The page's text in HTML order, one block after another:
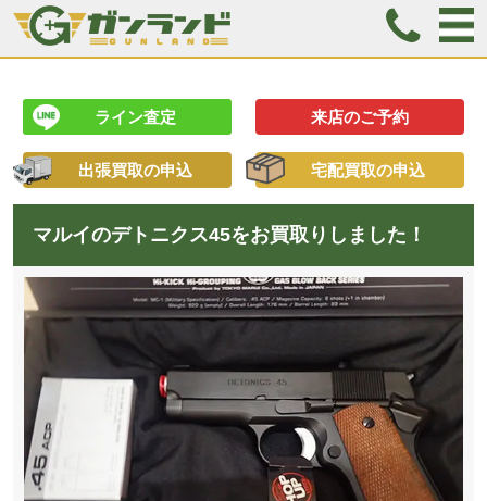
ライン査定 来店のご予約
出張買取の申込 宅配買取の申込
マルイのデトニクス45をお買取りしました！